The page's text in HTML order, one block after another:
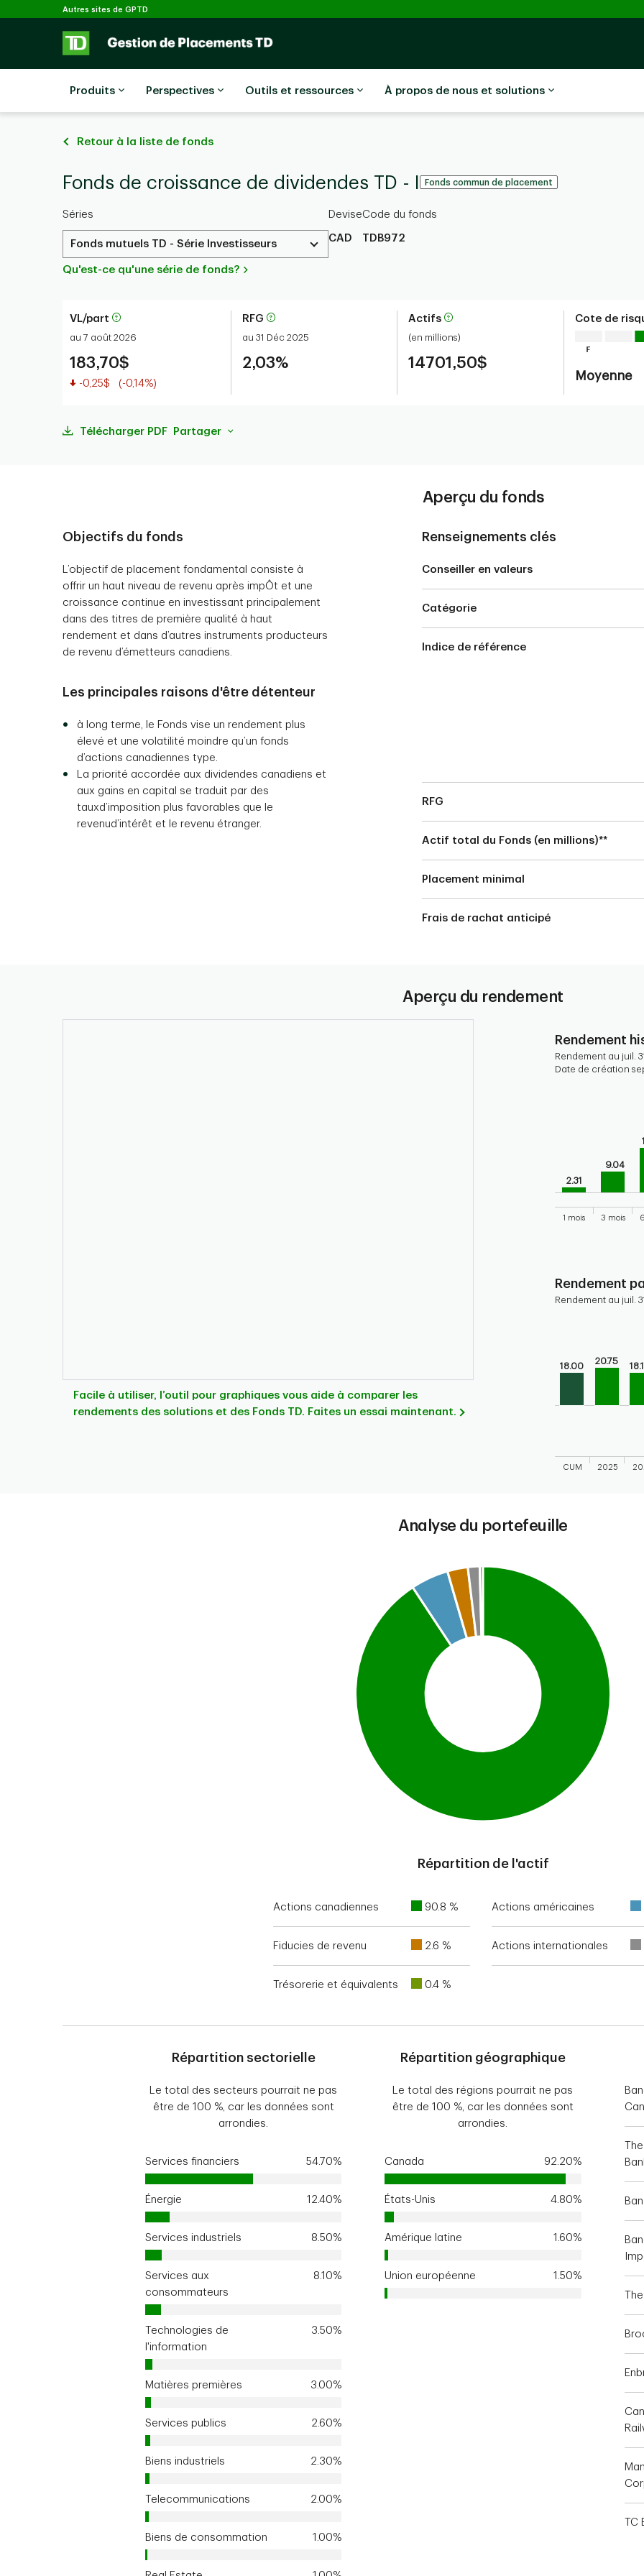
Passer au contenu principal
Autres sites de GPTD
Produits Perspectives Outils et ressources À propos de nous et solutions
Retour à la liste de fonds
Fonds de croissance de dividendes TD - I Fonds commun de placement
Séries
Fonds mutuels TD - Série Investisseurs
Qu'est-ce qu'une série de fonds?
Devise
CAD
Code du fonds
TDB972
VL/part
au 7 août 2026
183,70$
Valeur réduite
-0,25$ (-0,14%)
RFG
au 31 Déc 2025
2,03%
Actifs
(en millions)
14701,50$
Cote de
Moyenne
Télécharger PDF Partager
Aperçu du fonds
Objectifs du fonds
L’objectif de placement fondamental consiste à
offrir un haut niveau de revenu après impÔt et une
croissance continue en investissant principalement
dans des titres de première qualité à haut
rendement et dans d’autres instruments producteurs
de revenu d’émetteurs canadiens.
Les principales raisons d'être détenteur
à long terme, le Fonds vise un rendement plus
élevé et une volatilité moindre qu’un fonds
d’actions canadiennes type.
La priorité accordée aux dividendes canadiens et
aux gains en capital se traduit par des
tauxd’imposition plus favorables que le
revenud’intérêt et le revenu étranger.
Renseignements clés
Conseiller en valeurs
Catégorie
Indice de référence
RFG
Actif total du Fonds (en millions)**
Placement minimal
Frais de rachat anticipé
Aperçu du rendement
Facile à utiliser, l’outil pour graphiques vous aide à comparer les
rendements des solutions et des Fonds TD. Faites un essai maintenant.
Rendement
Rendement au juil.
Date de création
Bar chart for
The chart has 1
The chart has 1
2.31
9.04
1 mois 3 mois
Rendement
Rendement au juil.
Bar chart for
The chart has 1
18.00
20.75
CUM 2025
Analyse du portefeuille
Répartition de l'actif
Actions canadiennes 90.8 % Actions américaines
Fiducies de revenu 2.6 % Actions internationales
Trésorerie et équivalents 0.4 %
Répartition sectorielle
Le total des secteurs pourrait ne pas
être de 100 %, car les données sont
arrondies.
Services financiers 54.70%
Énergie 12.40%
Services industriels 8.50%
Services aux
consommateurs
8.10%
Technologies de
l'information
3.50%
Matières premières 3.00%
Services publics 2.60%
Biens industriels 2.30%
Telecommunications 2.00%
Biens de consommation 1.00%
Répartition géographique
Le total des régions pourrait ne pas
être de 100 %, car les données sont
arrondies.
Canada 92.20%
États-Unis 4.80%
Amérique latine 1.60%
Union européenne 1.50%